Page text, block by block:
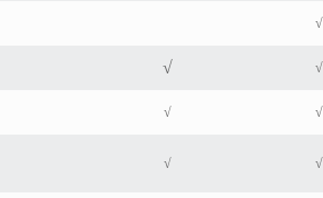
√
√ √
√ √
√ √